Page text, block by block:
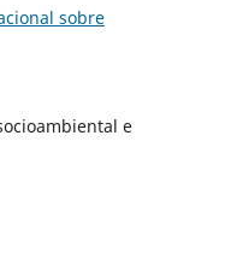
sobre
e